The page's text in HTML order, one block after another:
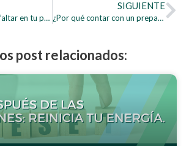
Lo que NO debe faltar en tu preparación
SIGUIENTE
¿Por qué contar con un preparador de oposiciones? Caso práctico 2022.
post relacionados: